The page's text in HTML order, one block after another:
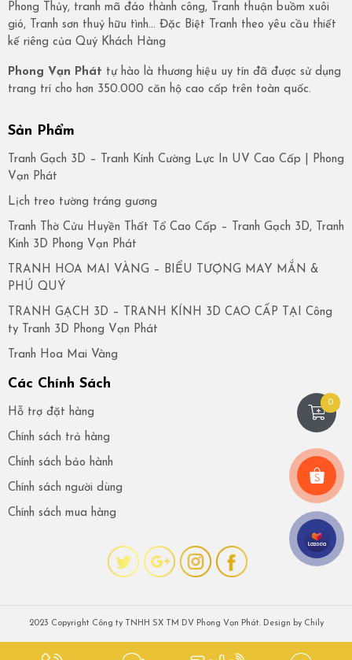
Phong Thủy, tranh mã đáo thành công, Tranh thuận buồm xuôi
gió, Tranh sơn thuỷ hữu tình… Đặc Biệt Tranh theo yêu cầu thiết
kế riêng của Quý Khách Hàng
Phong Vạn Phát tự hào là thương hiệu uy tín đã được sử dụng
trang trí cho hơn 350.000 căn hộ cao cấp trên toàn quốc.
Sản Phẩm
Tranh Gạch 3D – Tranh Kính Cường Lực In UV Cao Cấp | Phong
Vạn Phát
Lịch treo tường tráng gương
Tranh Thờ Cửu Huyền Thất Tổ Cao Cấp – Tranh Gạch 3D, Tranh
Kính 3D Phong Vạn Phát
TRANH HOA MAI VÀNG – BIỂU TƯỢNG MAY MẮN &
PHÚ QUÝ
TRANH GẠCH 3D – TRANH KÍNH 3D CAO CẤP TẠI Công
ty Tranh 3D Phong Vạn Phát
Tranh Hoa Mai Vàng
Các Chính Sách
Hỗ trợ đặt hàng
Chính sách trả hàng
Chính sách bảo hành
Chính sách người dùng
Chính sách mua hàng
2023 Copyright Công ty TNHH SX TM DV Phong Vạn Phát. Design by Chily
0